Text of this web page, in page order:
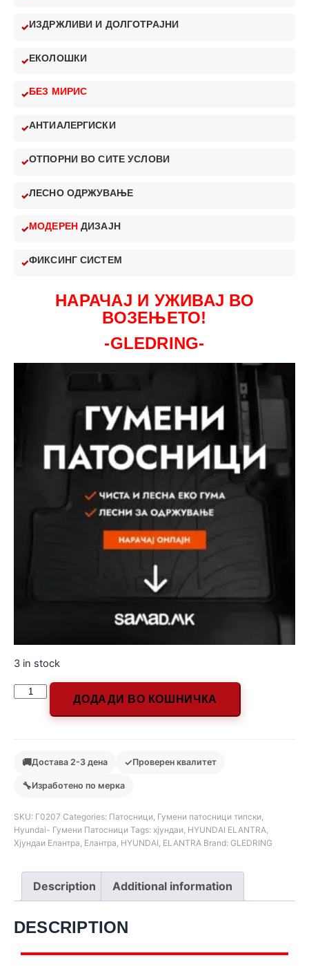
ИЗДРЖЛИВИ И ДОЛГОТРАЈНИ
ЕКОЛОШКИ
БЕЗ МИРИС
АНТИАЛЕРГИСКИ
ОТПОРНИ ВО СИТЕ УСЛОВИ
ЛЕСНО ОДРЖУВАЊЕ
МОДЕРЕН ДИЗАЈН
ФИКСИНГ СИСТЕМ
НАРАЧАЈ И УЖИВАЈ ВО
ВОЗЕЊЕТО!
-GLEDRING-
3 in stock
ДОДАДИ ВО КОШНИЧКА
🚚Достава 2-3 дена ✓Проверен квалитет
🔧Изработено по мерка
SKU: Г0207 Categories: Патосници Гумени патосници типски
Hyundai- Гумени Патосници Tags: хјундаи HYUNDAI ELANTRA
Хјундаи Елантра Елантра HYUNDAI ELANTRA Brand: GLEDRING
Description Additional information
DESCRIPTION